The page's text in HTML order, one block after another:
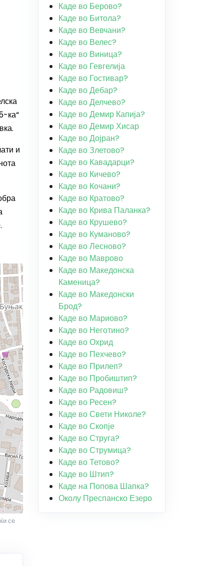
ка“
и
се
Каде во Берово?
Каде во Битола?
Каде во Вевчани?
Каде во Велес?
Каде во Виница?
Каде во Гевгелија
Каде во Гостивар?
Каде во Дебар?
Каде во Делчево?
Каде во Демир Капија?
Каде во Демир Хисар
Каде во Дојран?
Каде во Злетово?
Каде во Кавадарци?
Каде во Кичево?
Каде во Кочани?
Каде во Кратово?
Каде во Крива Паланка?
Каде во Крушево?
Каде во Куманово?
Каде во Лесново?
Каде во Маврово
Каде во Македонска
Каменица?
Каде во Македонски
Брод?
Каде во Мариово?
Каде во Неготино?
Каде во Охрид
Каде во Пехчево?
Каде во Прилеп?
Каде во Пробиштип?
Каде во Радовиш?
Каде во Ресен?
Каде во Свети Николе?
Каде во Скопје
Каде во Струга?
Каде во Струмица?
Каде во Тетово?
Каде во Штип?
Каде на Попова Шапка?
Околу Преспанско Езеро